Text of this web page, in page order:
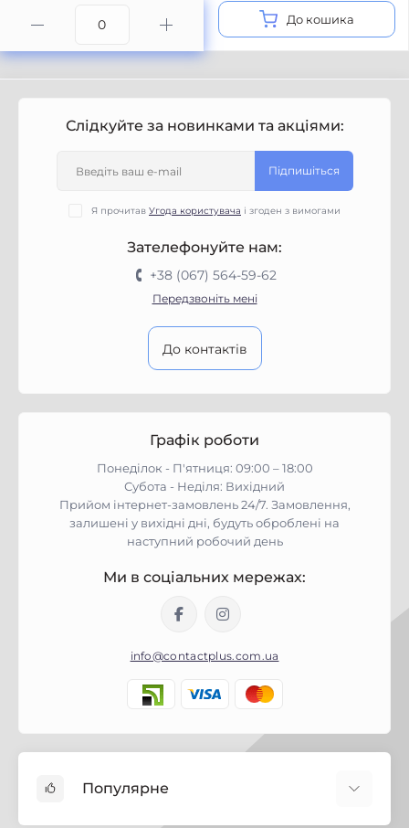
До кошика
Слідкуйте за новинками та акціями:
Підпишіться
Я прочитав Угода користувача і згоден з вимогами
Зателефонуйте нам:
+38 (067) 564-59-62
Передзвоніть мені
До контактів
Графік роботи
Понеділок - П'ятниця: 09:00 – 18:00
Субота - Неділя: Вихідний
Прийом інтернет-замовлень 24/7. Замовлення,
залишені у вихідні дні, будуть оброблені на
наступний робочий день
Ми в соціальних мережах:
info@contactplus.com.ua
Популярне